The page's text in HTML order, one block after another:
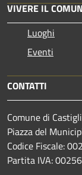
VIVERE IL
Luoghi
Eventi
CONTATTI
Comune di
Piazza del
Codice Fiscale:
Partita IVA: